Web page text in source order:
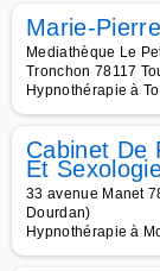
Marie-
Mediathèque Le
Tronchon 78117
Hypnothérapie à
Cabinet De
Et
33 avenue Manet
Dourdan)
Hypnothérapie à